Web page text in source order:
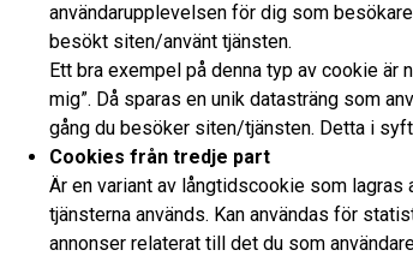
användarupplevelsen för dig som
besökt siten/använt tjänsten.
Ett bra exempel på denna typ av cookie är
mig”. Då sparas en unik datasträng som
gång du besöker siten/tjänsten. Detta i
Cookies från tredje part
Är en variant av långtidscookie som
tjänsterna används. Kan användas för
annonser relaterat till det du som